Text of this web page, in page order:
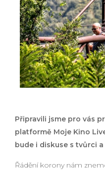
Připravili jsme pro vás
platformě Moje Kino
bude i diskuse s tvůrci
Řádění korony nám